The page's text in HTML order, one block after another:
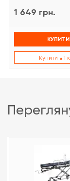
1 649 грн.
КУПИТИ
Купити в 1